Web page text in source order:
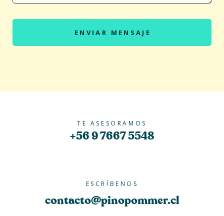
ENVIAR MENSAJE
TE ASESORAMOS
+56 9 7667 5548
ESCRÍBENOS
contacto@pinopommer.cl